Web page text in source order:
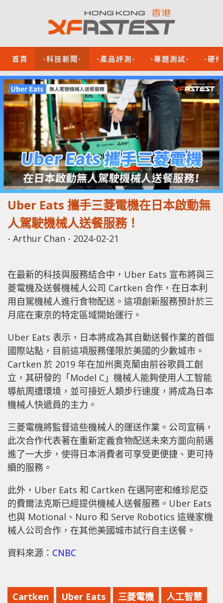
首頁 -科技新聞- -產品評測- -專題測試- -硬
Uber Eats 攜手三菱電機在日本啟動無
人駕駛機械人送餐服務！
- Arthur Chan - 2024-02-21
在最新的科技與服務結合中，Uber Eats 宣布將與三
菱電機及送餐機械人公司 Cartken 合作，在日本利
用自駕機械人進行食物配送。這項創新服務預計於三
月底在東京的特定區域開始運行。
Uber Eats 表示，日本將成為其自動送餐作業的首個
國際站點，目前這項服務僅限於美國的少數城市。
Cartken 於 2019 年在加州奧克蘭由前谷歌員工創
立，其研發的「Model C」機械人能夠使用人工智能
導航周遭環境，並可接近人類步行速度，將成為日本
機械人快遞員的主力。
三菱電機將監督這些機械人的運送作業。公司宣稱，
此次合作代表著在重新定義食物配送未來方面向前邁
進了一大步，使得日本消費者可享受更便捷、更可持
續的服務。
此外，Uber Eats 和 Cartken 在邁阿密和維珍尼亞
的費爾法克斯已經提供機械人送餐服務。Uber Eats
也與 Motional、Nuro 和 Serve Robotics 這幾家機
械人公司合作，在其他美國城市試行自主送餐。
資料來源： CNBC
Cartken Uber Eats 三菱電機 人工智慧